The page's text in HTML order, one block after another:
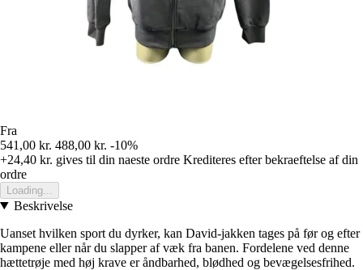
Fra
541,00 kr. 488,00 kr. -10%
+24,40 kr. gives til din naeste ordre Krediteres efter bekraeftelse af din
ordre
Loading...
Beskrivelse
Uanset hvilken sport du dyrker, kan David-jakken tages på før og efter
kampene eller når du slapper af væk fra banen. Fordelene ved denne
hættetrøje med høj krave er åndbarhed, blødhed og bevægelsesfrihed.